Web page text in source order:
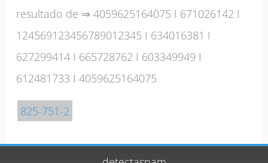
resultado de ⇒4059625164075 I 671026142 I
124569123456789012345 I 634016381 I
627299414 I 665728762 I 603349949 I
612481733 I4059625164075
825-751-2